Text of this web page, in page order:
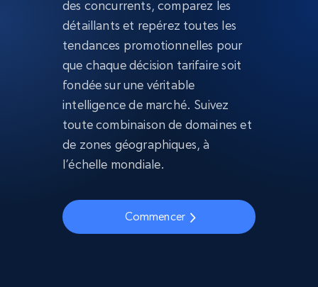
des concurrents, comparez les
détaillants et repérez toutes les
tendances promotionnelles pour
que chaque décision tarifaire soit
fondée sur une véritable
intelligence de marché. Suivez
toute combinaison de domaines et
de zones géographiques, à
l’échelle mondiale.
Commencer